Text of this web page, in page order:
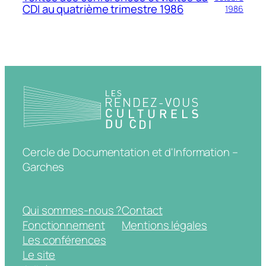
CDI au quatrième trimestre 1986
1986
Cercle de Documentation et d'Information –
Garches
Qui sommes-nous ?
Fonctionnement
Les conférences
Le site
Contact
Mentions légales